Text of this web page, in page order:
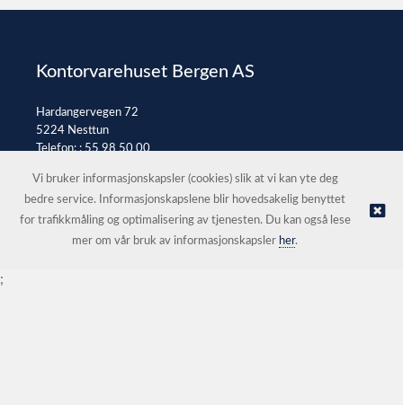
Kontorvarehuset Bergen AS
Hardangervegen 72
5224 Nesttun
Telefon: :55 98 50 00
© Kontorvarehuset Bergen AS |Nettbutikk levert av Kréatif
Vi bruker informasjonskapsler (cookies) slik at vi kan yte deg
bedre service. Informasjonskapslene blir hovedsakelig benyttet
for trafikkmåling og optimalisering av tjenesten. Du kan også lese
mer om vår bruk av informasjonskapsler her.
;